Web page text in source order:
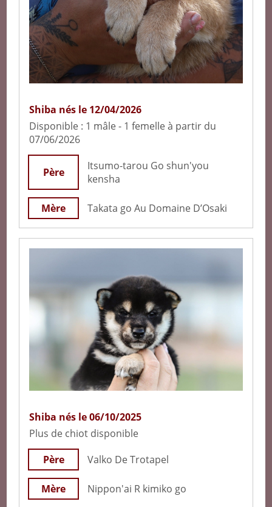
Shiba nés le 12/04/2026
Disponible : 1 mâle- 1 femelleà partir du
07/06/2026
Père
Itsumo-tarou Go shun'you
kensha
Mère Takata go Au Domaine D’Osaki
Shiba nés le 06/10/2025
Plus de chiot disponible
Père
Valko De Trotapel
Mère Nippon'ai R kimiko go